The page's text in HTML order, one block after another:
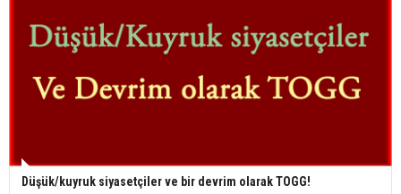
Düşük/kuyruk siyasetçiler ve bir devrim olarak TOGG!